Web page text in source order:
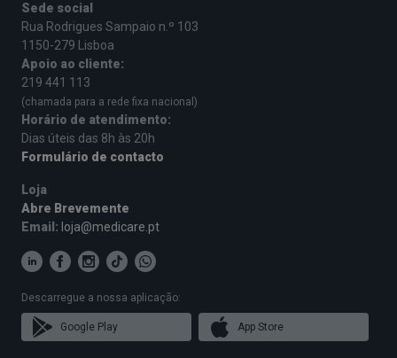
Sede social
Rua Rodrigues Sampaio n.º 103
1150-279 Lisboa
Apoio ao cliente:
219 441 113
(chamada para a rede fixa nacional)
Horário de atendimento:
Dias úteis das 8h às 20h
Formulário de contacto
Loja
Abre Brevemente
Email: loja@medicare.pt
Descarregue a nossa aplicação:
Google Play App Store